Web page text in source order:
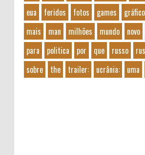
eua
feridos fotos games
mais
man milhões mundo novo
para
politica por que russo
sobre
the trailer: ucrânia: uma